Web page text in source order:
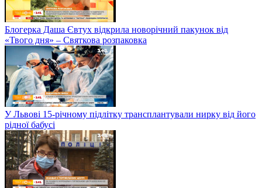
Блогерка Даша Євтух відкрила новорічний пакунок від
«Твого дня» – Святкова розпаковка
У Львові 15-річному підлітку трансплантували нирку від його
рідної бабусі